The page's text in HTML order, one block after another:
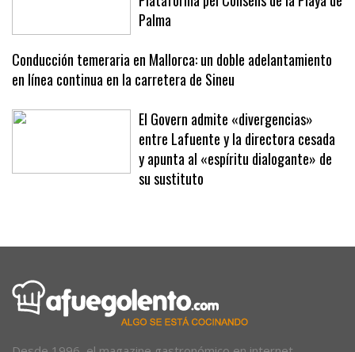
El Consell escucha la inquietudes de la
Plataforma pel Consens de la Playa de
Palma
Conducción temeraria en Mallorca: un doble adelantamiento
en línea continua en la carretera de Sineu
El Govern admite «divergencias»
entre Lafuente y la directora cesada
y apunta al «espíritu dialogante» de